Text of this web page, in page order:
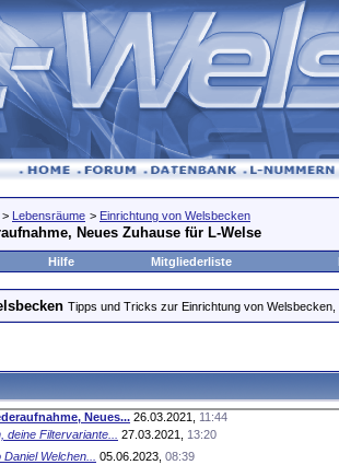
> Lebensräume > Einrichtung von Welsbecken
Neues Zuhause für L-Welse
Hilfe Mitgliederliste
Tipps und Tricks zur Einrichtung von
Neues... 26.03.2021, 11:44
deine Filtervariante... 27.03.2021, 13:20
Daniel Welchen... 05.06.2023, 08:39